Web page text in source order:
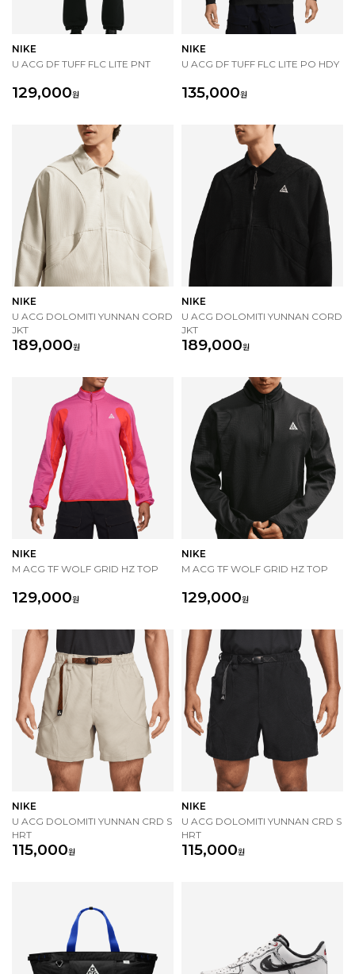
NIKE
U ACG DF TUFF FLC LITE PNT
129,000원
NIKE
U ACG DF TUFF FLC LITE PO HDY
135,000원
NIKE
U ACG DOLOMITI YUNNAN CORD
JKT
189,000원
NIKE
U ACG DOLOMITI YUNNAN CORD
JKT
189,000원
NIKE
M ACG TF WOLF GRID HZ TOP
129,000원
NIKE
M ACG TF WOLF GRID HZ TOP
129,000원
NIKE
U ACG DOLOMITI YUNNAN CRD S
HRT
115,000원
NIKE
U ACG DOLOMITI YUNNAN CRD S
HRT
115,000원